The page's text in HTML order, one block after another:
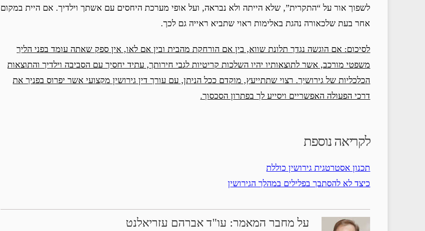
לשפוך אור על “התקרית”, שלא הייתה ולא נבראה, ועל אופי מערכת היחסים עם אשתך וילדיך. אם היית במקום
אחר בעת שלכאורה נהגת באלימות ראוי שתביא ראייה גם לכך.
לסיכום: אם הוגשה נגדך תלונת שווא, בין אם הורחקת מהבית ובין אם לאו, אין ספק שאתה עומד בפני הליך
משפטי מורכב, אשר לתוצאותיו יהיו השלכות קריטיות לגבי חירותך, עתיד יחסיך עם הסביבה וילדיך והתוצאות
הכלכליות של גירושיך. רצוי שתתייעץ, מוקדם ככל הניתן, עם עורך דין גירושין מקצועי אשר יפרוס בפניך את
דרכי הפעולה האפשריים ויסייע לך בפתרון הסכסוך.
לקריאה נוספת
תכנון אסטרטגית גירושין כוללת
כיצד לא להסתבך בפלילים במהלך הגירושין
על מחבר המאמר: עו"ד אברהם עזריאלנט